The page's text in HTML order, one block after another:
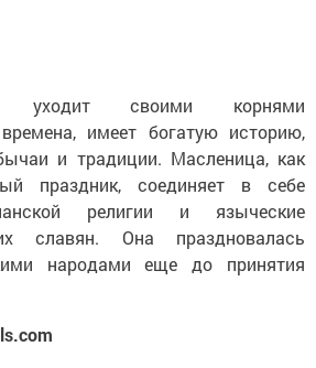
уходит своими корнями
имеет богатую историю,
и традиции. Масленица, как
праздник, соединяет в себе
религии и языческие
славян. Она праздновалась
народами еще до принятия